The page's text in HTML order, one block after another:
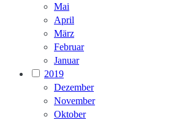
Mai
April
März
Februar
Januar
2019
Dezember
November
Oktober